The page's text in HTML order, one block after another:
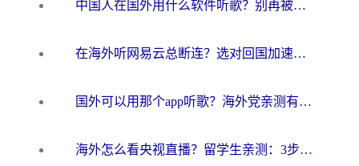
中国人在国外用什么软件听歌？别再被地域限制卡脖子，这篇教你轻松解锁国内音乐库
在海外听网易云总断连？选对回国加速器，告别地区限制和卡顿
国外可以用那个app听歌？海外党亲测有效的回国加速方案，轻松听国内音乐听书
海外怎么看央视直播？留学生亲测：3步解决版权限制+追剧自由